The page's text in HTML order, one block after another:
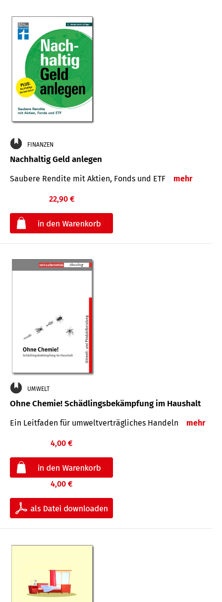
FINANZEN
Nachhaltig Geld anlegen
Saubere Rendite mit Aktien, Fonds und ETF mehr
22,90 €
UMWELT
Ohne Chemie! Schädlingsbekämpfung im Haushalt
Ein Leitfaden für um­welt­ver­träg­liches Han­deln mehr
4,00 €
4,00 €